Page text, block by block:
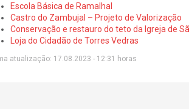
Escola Básica de Ramalhal
Castro do Zambujal – Projeto de Valorização
Conservação e restauro do teto da Igreja de
Loja do Cidadão de Torres Vedras
atualização: 17.08.2023 - 12:31 horas